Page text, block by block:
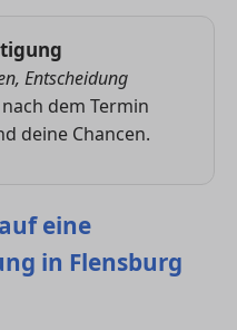
Entscheidung
dem Termin
deine Chancen.
eine
in Flensburg